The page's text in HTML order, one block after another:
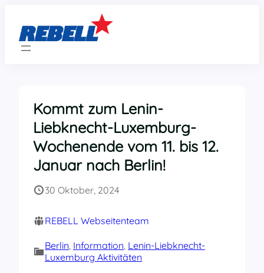
springen
Kommt zum Lenin-
Liebknecht-Luxemburg-
Wochenende vom 11. bis 12.
Januar nach Berlin!
30 Oktober, 2024
REBELL Webseitenteam
Berlin Information Lenin-Liebknecht-
Luxemburg Aktivitäten